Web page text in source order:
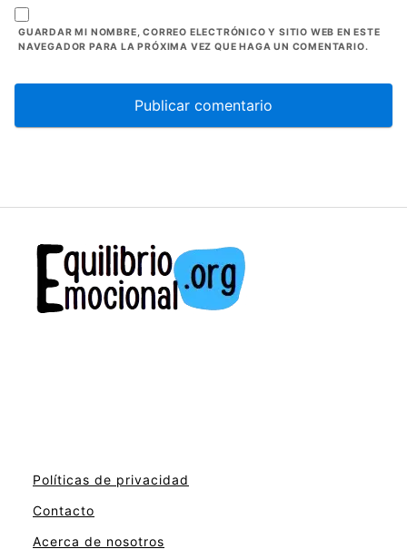
GUARDAR MI NOMBRE, CORREO ELECTRÓNICO Y SITIO WEB EN ESTE
NAVEGADOR PARA LA PRÓXIMA VEZ QUE HAGA UN COMENTARIO.
Políticas de privacidad
Contacto
Acerca de nosotros